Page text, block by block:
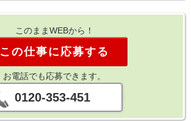
このままWEBから！
この仕事に応募する
お電話でも応募できます。
0120-353-451